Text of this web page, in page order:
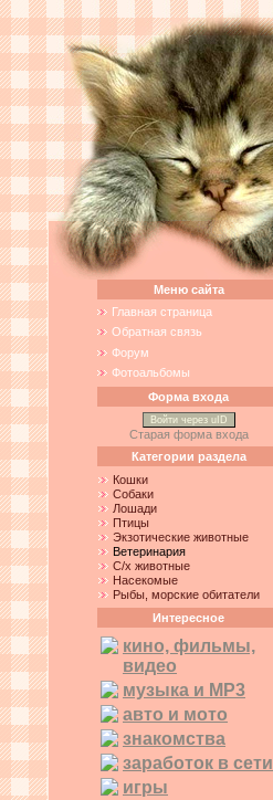
Меню сайта
Главная страница
Обратная связь
Форум
Фотоальбомы
Форма входа
Войти через uID
Старая форма входа
Категории раздела
Кошки
Собаки
Лошади
Птицы
Экзотические животные
Ветеринария
С/х животные
Насекомые
Рыбы, морские обитатели
Интересное
кино, фильмы,
видео
музыка и MP3
авто и мото
знакомства
заработок в сети
игры